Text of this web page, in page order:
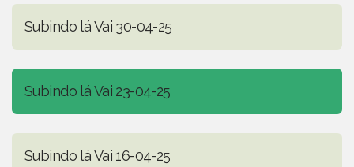
Subindo lá Vai 30-04-25
Subindo lá Vai 23-04-25
Subindo lá Vai 16-04-25